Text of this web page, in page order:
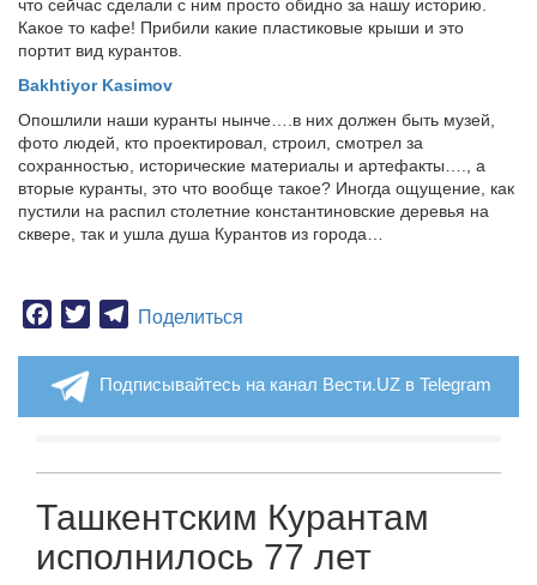
что сейчас сделали с ним просто обидно за нашу историю.
Какое то кафе! Прибили какие пластиковые крыши и это
портит вид курантов.
Bakhtiyor Kasimov
Опошлили наши куранты нынче….в них должен быть музей,
фото людей, кто проектировал, строил, смотрел за
сохранностью, исторические материалы и артефакты…., а
вторые куранты, это что вообще такое? Иногда ощущение, как
пустили на распил столетние константиновские деревья на
сквере, так и ушла душа Курантов из города…
Facebook
TwitterTelegram
Поделиться
Подписывайтесь на канал Вести.UZ в Telegram
Ташкентским Курантам
исполнилось 77 лет